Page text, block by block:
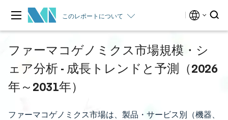
このレポートについて
ファーマコゲノミクス市場規模・シ
ェア分析 - 成長トレンドと予測（2026
年～2031年）
ファーマコゲノミクス市場は、製品・サービス別（機器、